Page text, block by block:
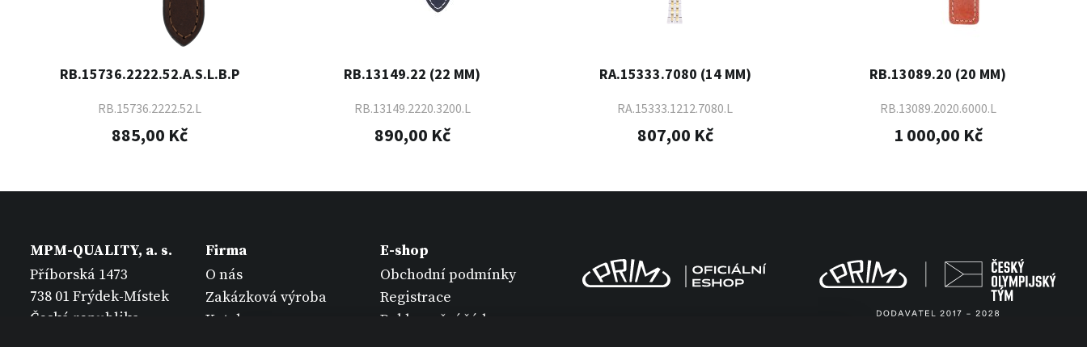
RB.15736.2222.52.A.S.L.B.P
RB.15736.2222.52.L
885,00 Kč
RB.13149.22 (22 MM)
RB.13149.2220.3200.L
890,00 Kč
RA.15333.7080 (14 MM)
RA.15333.1212.7080.L
807,00 Kč
RB.13089.20 (20 MM)
RB.13089.2020.6000.L
1 000,00 Kč
MPM-QUALITY, a. s.
Příborská 1473
738 01 Frýdek-Místek
Česká republika
Firma
O nás
Zakázková výroba
Katalogy
E-shop
Obchodní podmínky
Registrace
Reklamační řád